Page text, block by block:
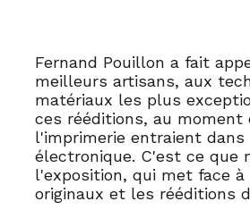
Fernand Pouillon a fait
meilleurs artisans, aux
matériaux les plus
ces rééditions, au moment
l'imprimerie entraient dans
électronique. C'est ce que
l'exposition, qui met face à
originaux et les rééditions